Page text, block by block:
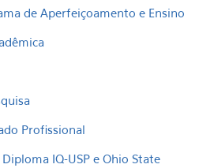
de Aperfeiçoamento e Ensino
Profissional
IQ-USP e Ohio State